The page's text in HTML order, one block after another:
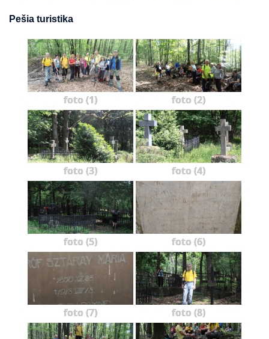
Pešia turistika
foto (1) foto (2)
foto (3) foto (4)
foto (5) foto (6)
foto (7) foto (8)